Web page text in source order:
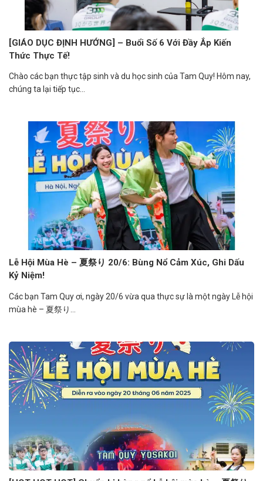
[GIÁO DỤC ĐỊNH HƯỚNG] – Buổi Số 6 Với Đầy Ắp Kiến
Thức Thực Tế!
Chào các bạn thực tập sinh và du học sinh của Tam Quy! Hôm nay,
chúng ta lại tiếp tục...
Lễ Hội Mùa Hè – 夏祭り 20/6: Bùng Nổ Cảm Xúc, Ghi Dấu
Kỷ Niệm!
Các bạn Tam Quy ơi, ngày 20/6 vừa qua thực sự là một ngày Lễ hội
mùa hè – 夏祭り...